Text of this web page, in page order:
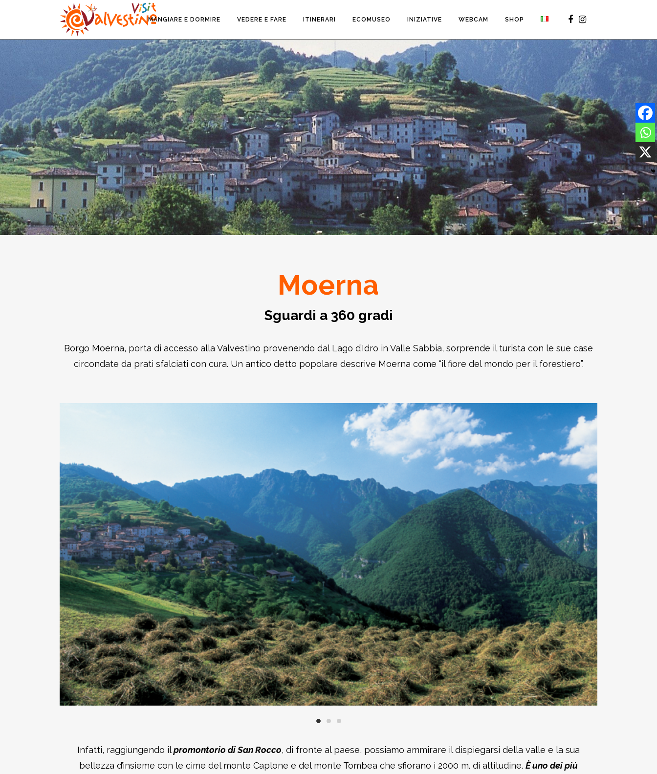
MANGIARE E DORMIRE VEDERE E FARE ITINERARI ECOMUSEO INIZIATIVE WEBCAM SHOP
Moerna
Sguardi a 360 gradi
Borgo Moerna, porta di accesso alla Valvestino provenendo dal Lago d’Idro in Valle Sabbia, sorprende il turista con le sue case
circondate da prati sfalciati con cura. Un antico detto popolare descrive Moerna come “il fiore del mondo per il forestiero”.
Infatti, raggiungendo ilpromontorio di San Rocco, di fronte al paese, possiamo ammirare il dispiegarsi della valle e la sua
bellezza d’insieme con le cime del monte Caplone e del monte Tombea che sfiorano i 2000 m. di altitudine. È uno dei più